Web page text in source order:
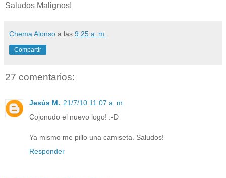
Saludos Malignos!
Chema Alonso a las 9:25 a. m.
Compartir
27 comentarios:
Jesús M. 21/7/10 11:07 a. m.
Cojonudo el nuevo logo! :-D
Ya mismo me pillo una camiseta. Saludos!
Responder